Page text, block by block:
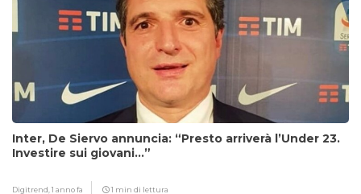
Inter, De Siervo annuncia: “Presto arriverà l’Under 23.
Investire sui giovani…”
Digitrend,1 anno fa 1 min di lettura